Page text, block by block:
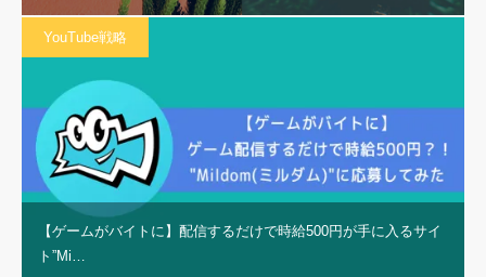
YouTube戦略
【ゲームがバイトに】配信するだけで時給500円が手に入るサイ
ト”Mi…